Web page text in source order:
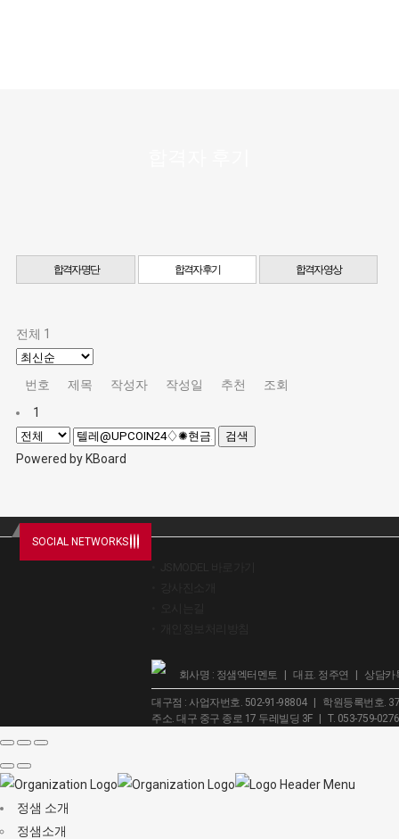
합격자 명단 합격자 후기 합격자 영상
전체 1
번호 제목 작성자 작성일 추천
조회
1
검색
Powered by KBoard
SOCIAL NETWORKS
회사명 : 정샘엑터멘토 | 대표. 정주연 | 상담카
대구점 : 사업자번호. 502-91-98804 | 학원등록번호.
주소. 대구 중구 종로 17 두레빌딩 3F | T. 053-759-0276
정샘 소개
정샘소개